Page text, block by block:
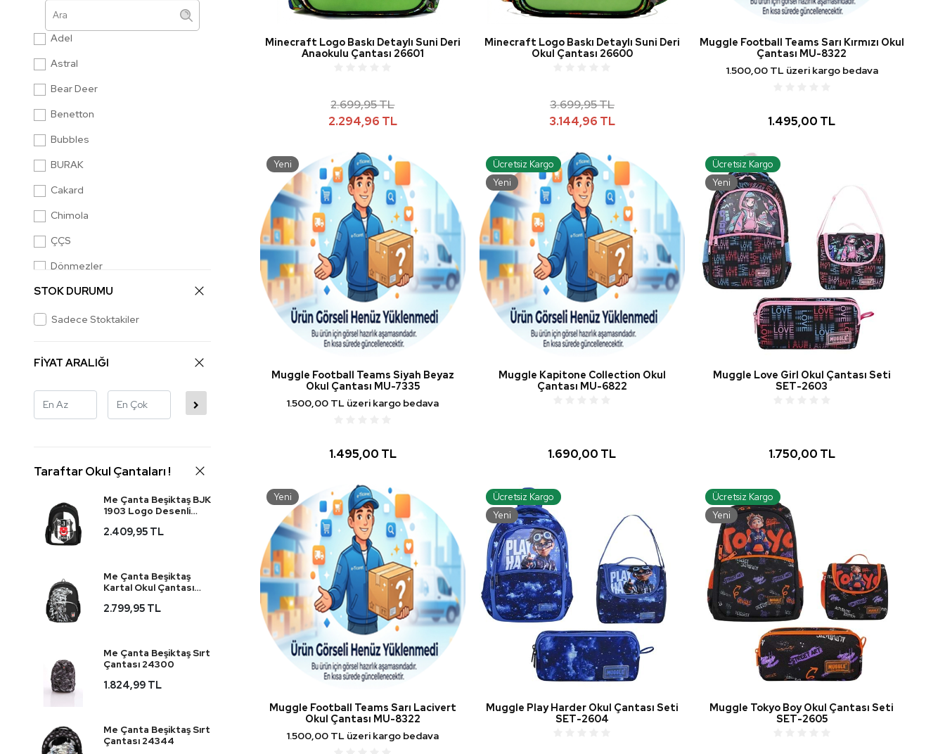
Adel
Astral
Bear Deer
Benetton
Bubbles
BURAK
Cakard
Chimola
ÇÇS
Dönmezler
Faber-Castell
Frocx
İvike
Kaukko
Lumberjack
Mikro
Mustafa Yiğit Çanta
Ottonya
Panther
Relaxion
Seyran Kırtasiye
Tom Çanta
Vest
STOK DURUMU
Sadece Stoktakiler
FİYAT ARALIĞI
Taraftar Okul Çantaları !
Me Çanta Beşiktaş BJK
1903 Logo Desenli
25360
2.409,95 TL
Me Çanta Beşiktaş
Kartal Okul Çantası
2.799,95 TL
Me Çanta Beşiktaş Sırt
Çantası 24300
1.824,99 TL
Me Çanta Beşiktaş Sırt
Çantası 24344
Minecraft Logo Baskı Detaylı Suni Deri
Anaokulu Çantası 26601
2.699,95 TL
2.294,96 TL
Minecraft Logo Baskı Detaylı Suni Deri
Okul Çantası 26600
3.699,95 TL
3.144,96 TL
Muggle Football Teams Sarı Kırmızı Okul
Çantası MU-8322
1.500,00 TL üzeri kargo bedava
1.495,00 TL
Yeni
Muggle Football Teams Siyah Beyaz
Okul Çantası MU-7335
1.500,00 TL üzeri kargo bedava
1.495,00 TL
Ücretsiz Kargo
Yeni
Muggle Kapitone Collection Okul
Çantası MU-6822
1.690,00 TL
Ücretsiz Kargo
Yeni
Muggle Love Girl Okul Çantası Seti
SET-2603
1.750,00 TL
Yeni
Muggle Football Teams Sarı Lacivert
Okul Çantası MU-8322
1.500,00 TL üzeri kargo bedava
Ücretsiz Kargo
Yeni
Muggle Play Harder Okul Çantası Seti
SET-2604
Ücretsiz Kargo
Yeni
Muggle Tokyo Boy Okul Çantası Seti
SET-2605